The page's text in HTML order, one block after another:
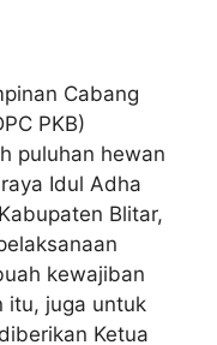
Cabang
PKB)
puluhan hewan
Idul Adha
Blitar,
kewajiban
itu, juga untuk
Ketua